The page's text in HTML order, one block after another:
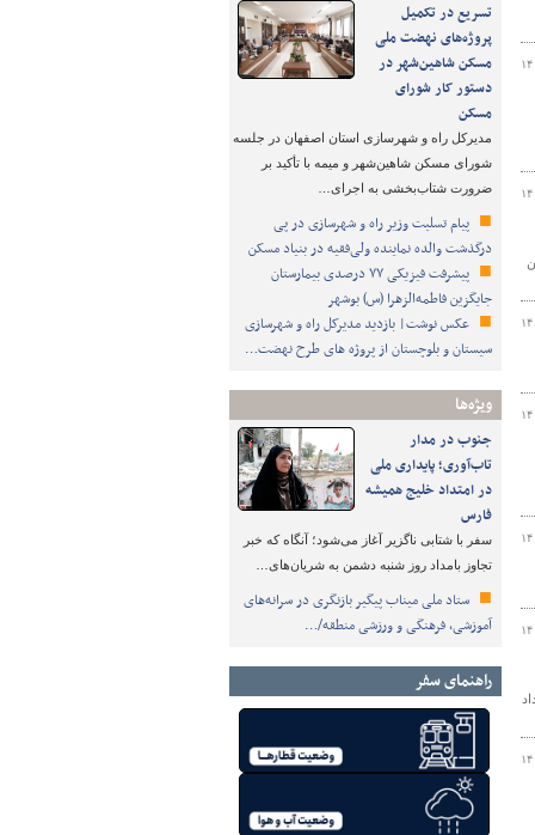
تسریع در تکمیل
پروژه‌های نهضت ملی
مسکن شاهین‌شهر در
دستور کار شورای
مسکن
مدیرکل راه و شهرسازی استان اصفهان در جلسه
شورای مسکن شاهین‌شهر و میمه با تأکید بر
ضرورت شتاب‌بخشی به اجرای…
پیام تسلیت وزیر راه و شهرسازی در پی
درگذشت والده نماینده ولی‌فقیه در بنیاد مسکن
پیشرفت فیزیکی ۷۷ درصدی بیمارستان
جایگزین فاطمه‌الزهرا (س) بوشهر
عکس نوشت| بازدید مدیرکل راه و شهرسازی
سیستان و بلوچستان از پروژه های طرح نهضت…
ویژه‌ها
جنوب در مدار
تاب‌آوری؛ پایداری ملی
در امتداد خلیج همیشه
فارس
سفر با شتابی ناگزیر آغاز می‌شود؛ آنگاه که خبر
تجاوز بامداد روز شنبه دشمن به شریان‌های…
ستاد ملی میناب پیگیر بازنگری در سرانه‌های
آموزشی، فرهنگی و ورزشی منطقه/…
راهنمای سفر